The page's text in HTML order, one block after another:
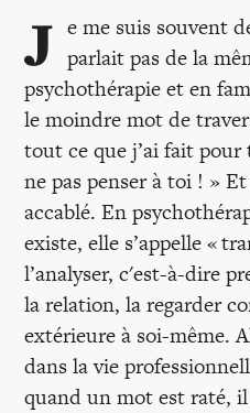
J e me suis souvent
parlait pas de la
psychothérapie et en
le moindre mot de
tout ce que j’ai fait
ne pas penser à toi ! »
accablé. En
existe, elle s’appelle «
l’analyser, c'est-à-dire
la relation, la regarder
extérieure à soi-même.
dans la vie
quand un mot est raté,